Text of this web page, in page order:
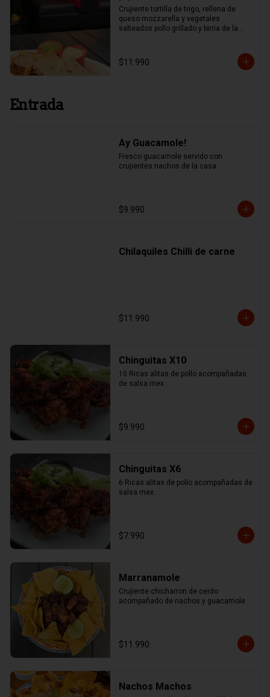
Crujiente tortilla de trigo, rellena de
queso mozzarella y vegetales
salteados pollo grillado y birria de la
$11.990
Entrada
Ay Guacamole!
Fresco guacamole servido con
crujientes nachos de la casa
$9.990
Chilaquiles Chilli de carne
$11.990
Chinguitas X10
10 Ricas alitas de pollo acompañadas
de salsa mex.
$9.990
Chinguitas X6
6 Ricas alitas de pollo acompañadas de
salsa mex.
$7.990
Marranamole
Crujiente chicharron de cerdo
acompañado de nachos y guacamole
$11.990
Nachos Machos